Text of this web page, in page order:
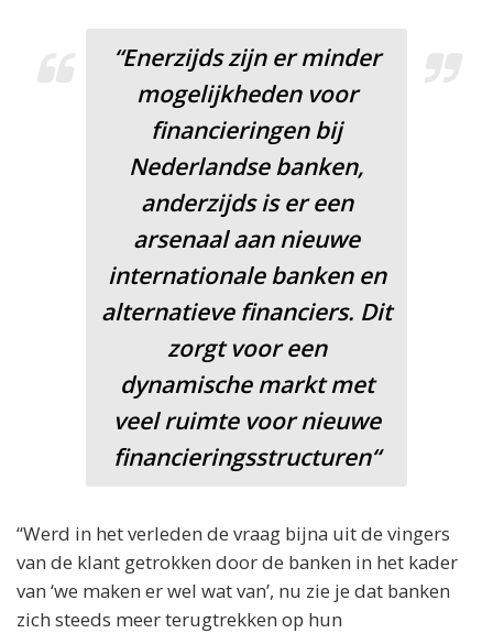
“Enerzijds zijn er minder
mogelijkheden voor
financieringen bij
Nederlandse banken,
anderzijds is er een
arsenaal aan nieuwe
internationale banken en
alternatieve financiers. Dit
zorgt voor een
dynamische markt met
veel ruimte voor nieuwe
financieringsstructuren“
“Werd in het verleden de vraag bijna uit de vingers
van de klant getrokken door de banken in het kader
van ‘we maken er wel wat van’, nu zie je dat banken
zich steeds meer terugtrekken op hun